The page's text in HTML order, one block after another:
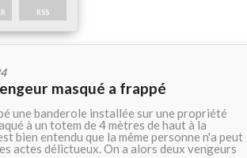
RSS
masqué a frappé
une banderole installée sur une propriété
à un totem de 4 mètres de haut à la
bien entendu que la même personne n'a peut
actes délictueux. On a alors deux vengeurs